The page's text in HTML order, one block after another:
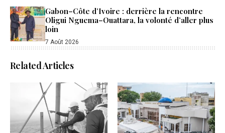
Gabon–Côte d’Ivoire : derrière la rencontre
Oligui Nguema–Ouattara, la volonté d’aller plus
loin
7 Août 2026
Related Articles